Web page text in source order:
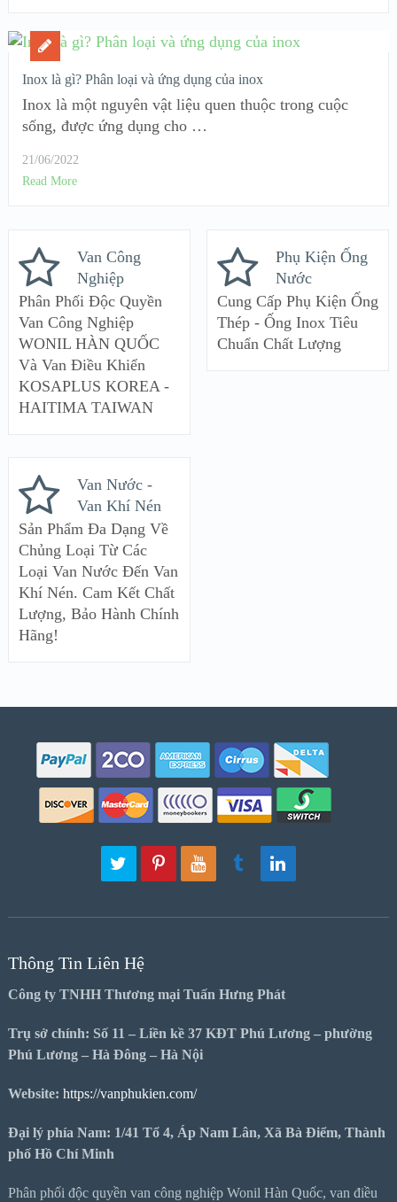
Inox là gì? Phân loại và ứng dụng của inox
Inox là một nguyên vật liệu quen thuộc trong cuộc
sống, được ứng dụng cho …
21/06/2022
Read More
Van Công
Nghiệp
Phân Phối Độc Quyền
Van Công Nghiệp
WONIL HÀN QUỐC
Và Van Điều Khiển
KOSAPLUS KOREA -
HAITIMA TAIWAN
Phụ Kiện Ống
Nước
Cung Cấp Phụ Kiện Ống
Thép - Ống Inox Tiêu
Chuẩn Chất Lượng
Van Nước -
Van Khí Nén
Sản Phẩm Đa Dạng Về
Chủng Loại Từ Các
Loại Van Nước Đến Van
Khí Nén. Cam Kết Chất
Lượng, Bảo Hành Chính
Hãng!
Thông Tin Liên Hệ
Công ty TNHH Thương mại Tuấn Hưng Phát
Trụ sở chính: Số 11 – Liền kề 37 KĐT Phú Lương – phường
Phú Lương – Hà Đông – Hà Nội
Website: https://vanphukien.com/
Đại lý phía Nam: 1/41 Tổ 4, Áp Nam Lân, Xã Bà Điểm, Thành
phố Hồ Chí Minh
Phân phối độc quyền van công nghiệp Wonil Hàn Quốc, van điều